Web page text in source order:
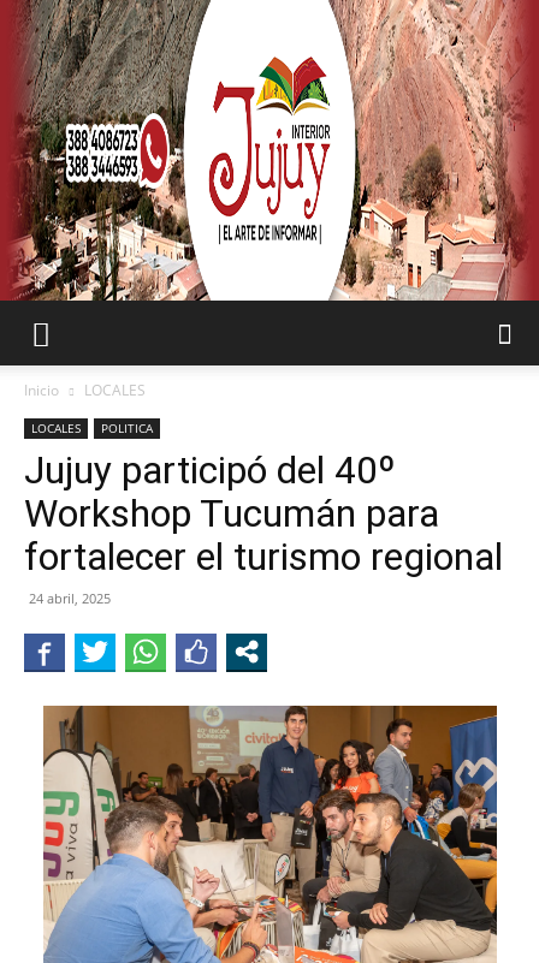
INTERIOR
JUJUY
Inicio LOCALES
LOCALES POLITICA
Jujuy participó del 40º
Workshop Tucumán para
fortalecer el turismo regional
24 abril, 2025